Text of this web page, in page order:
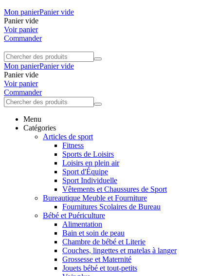
Mon panierPanier vide
Panier vide
Voir panier
Commander
Mon panierPanier vide
Panier vide
Voir panier
Commander
Menu
Catégories
Articles de sport
Fitness
Sports de Loisirs
Loisirs en plein air
Sport d'Équipe
Sport Individuelle
Vêtements et Chaussures de Sport
Bureautique Meuble et Fourniture
Fournitures Scolaires de Bureau
Bébé et Puériculture
Alimentation
Bain et soin de peau
Chambre de bébé et Literie
Couches, lingettes et matelas à langer
Grossesse et Maternité
Jouets bébé et tout-petits